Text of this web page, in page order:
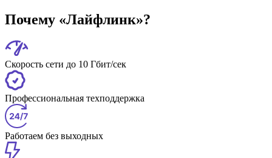
Почему «Лайфлинк»?
Скорость сети до 10 Гбит/сек
Профессиональная техподдержка
Работаем без выходных